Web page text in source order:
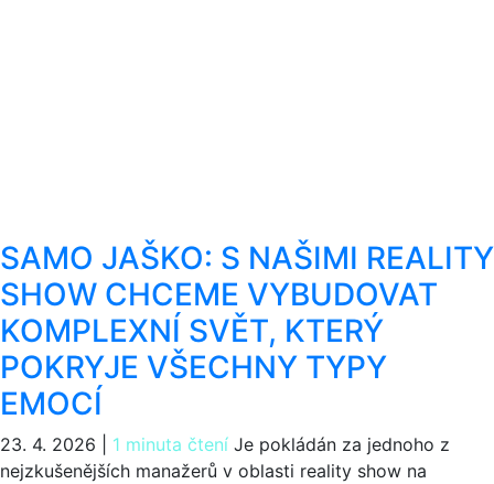
SAMO JAŠKO: S NAŠIMI REALITY
SHOW CHCEME VYBUDOVAT
KOMPLEXNÍ SVĚT, KTERÝ
POKRYJE VŠECHNY TYPY
EMOCÍ
23. 4. 2026 1 minuta čtení Je pokládán za jednoho z
nejzkušenějších manažerů v oblasti reality show na